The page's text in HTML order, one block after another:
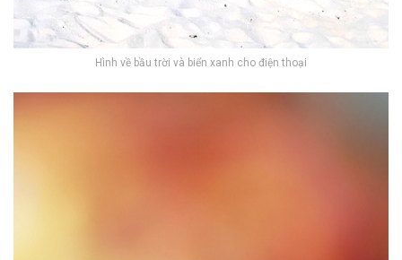
Hình về bầu trời và biển xanh cho điện thoại